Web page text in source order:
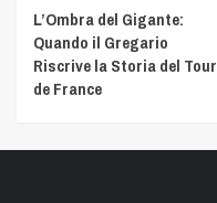
L’Ombra del Gigante:
Quando il Gregario
Riscrive la Storia del Tour
de France